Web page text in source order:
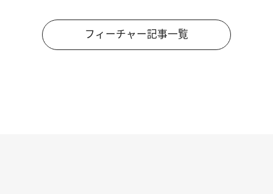
フィーチャー記事一覧